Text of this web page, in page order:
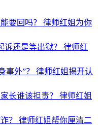
要回吗？ 律师红姐为你
诉还是等出狱？ 律师红
事外”？ 律师红姐揭开认
长谁该担责？ 律师红姐
？ 律师红姐帮你厘清二